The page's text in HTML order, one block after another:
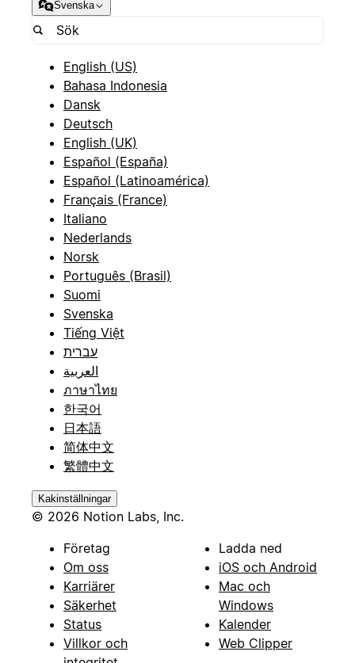
Svenska
English (US)
Bahasa Indonesia
Dansk
Deutsch
English (UK)
Español (España)
Español (Latinoamérica)
Français (France)
Italiano
Nederlands
Norsk
Português (Brasil)
Suomi
Svenska
Tiếng Việt
עברית
العربية
ภาษาไทย
한국어
日本語
简体中文
繁體中文
Kakinställningar
© 2026 Notion Labs, Inc.
Företag
Om oss
Karriärer
Säkerhet
Status
Villkor och
Ladda ned
iOS och Android
Mac och
Windows
Kalender
Web Clipper